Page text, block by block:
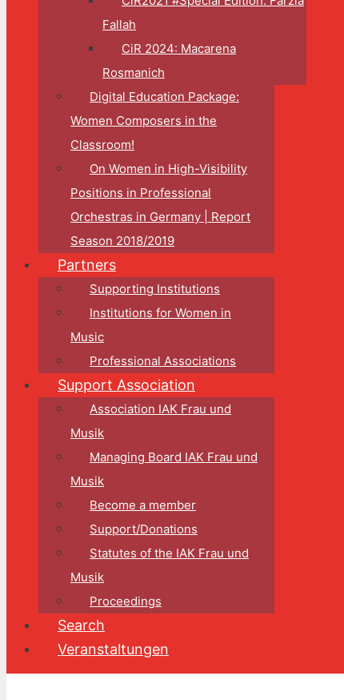
Fallah
CiR 2024: Macarena
Rosmanich
Digital Education Package:
Women Composers in the
Classroom!
On Women in High-Visibility
Positions in Professional
Orchestras in Germany | Report
Season 2018/2019
Partners
Supporting Institutions
Institutions for Women in
Music
Professional Associations
Support Association
Association IAK Frau und
Musik
Managing Board IAK Frau und
Musik
Become a member
Support/Donations
Statutes of the IAK Frau und
Musik
Proceedings
Search
Veranstaltungen